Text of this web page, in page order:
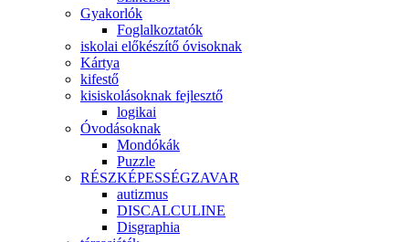
Gyakorlók
Foglalkoztatók
iskolai előkészítő óvisoknak
Kártya
kifestő
kisiskolásoknak fejlesztő
logikai
Óvodásoknak
Mondókák
Puzzle
RÉSZKÉPESSÉGZAVAR
autizmus
DISCALCULINE
Disgraphia